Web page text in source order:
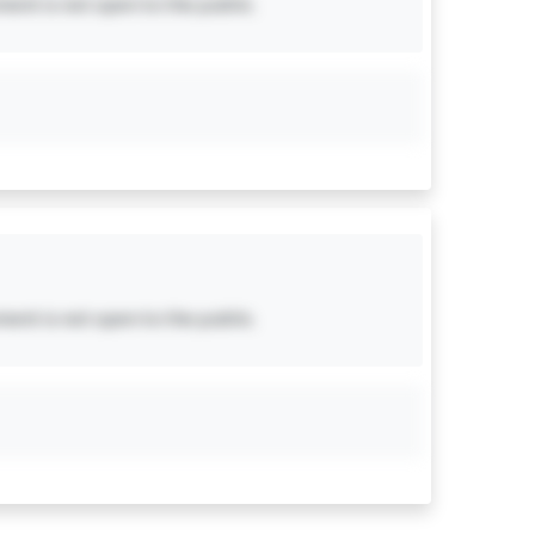
is not open to the public.